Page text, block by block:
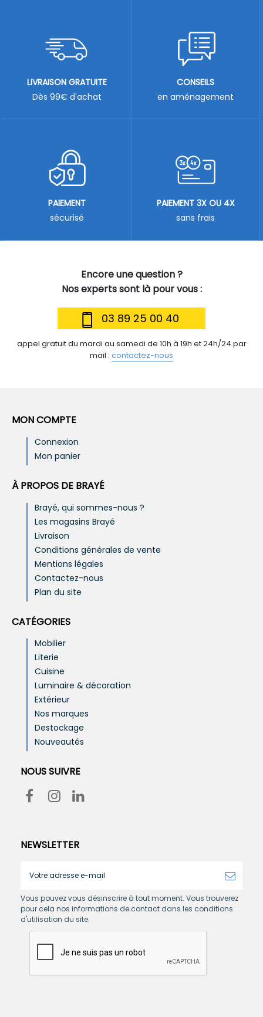
Encore une question ?
Nos experts sont là pour vous :
03 89 25 00 40
appel gratuit du mardi au samedi de 10h à 19h et 24h/24 par
mail : contactez-nous
LIVRAISON GRATUITE
Dès 99€ d'achat
CONSEILS
en aménagement
PAIEMENT
sécurisé
PAIEMENT 3X OU 4X
sans frais
MON COMPTE
Connexion
Mon panier
À PROPOS DE BRAYÉ
Brayé, qui sommes-nous ?
Les magasins Brayé
Livraison
Conditions générales de vente
Mentions légales
Contactez-nous
Plan du site
CATÉGORIES
Mobilier
Literie
Cuisine
Luminaire & décoration
Extérieur
Nos marques
Destockage
Nouveautés
NOUS SUIVRE
NEWSLETTER
Vous pouvez vous désinscrire à tout moment. Vous trouverez
pour cela nos informations de contact dans les conditions
d'utilisation du site.